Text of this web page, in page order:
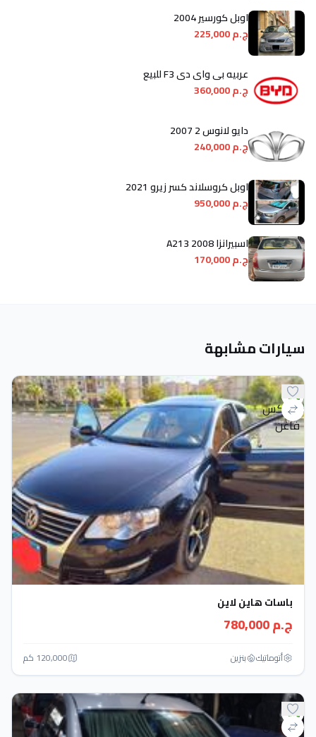
اوبل كورسير 2004
ج.م 225,000
عربيه بى واى دى F3 للبيع
ج.م 360,000
دايو لانوس 2 2007
ج.م 240,000
اوبل كروسلاند كسر زيرو 2021
ج.م 950,000
اسبيرانزا A213 2008
ج.م 170,000
سيارات مشابهة
باسات هاين لاين
ج.م 780,000
أتوماتيك‎ بنزين 120,000 كم